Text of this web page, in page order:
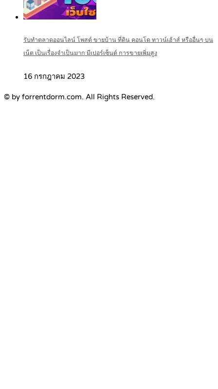
รับทำตลาดออนไลน์ โพสต์ ขายบ้าน ที่ดิน คอนโด ทาวน์เฮ้าส์ หรืออื่นๆ บน
เน็ต เป็นเรื่องจำเป็นมาก มีเปอร์เซ็นต์ การขายเพิ่มสูง
16 กรกฎาคม 2023
© by forrentdorm.com. All Rights Reserved.